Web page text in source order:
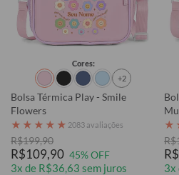
Cores:
+2
Bolsa Térmica Play - Smile
Flowers
★ ★ ★ ★ ★ 2083 avaliações
R$199,90
R$109,90 45% OFF
3x de R$36,63 sem juros
★
3x